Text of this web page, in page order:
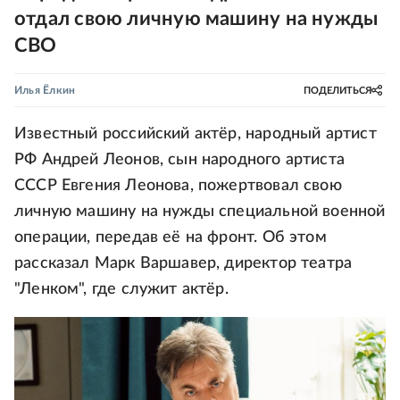
отдал свою личную машину на нужды
СВО
Илья Ёлкин ПОДЕЛИТЬСЯ
Известный российский актёр, народный артист
РФ Андрей Леонов, сын народного артиста
СССР Евгения Леонова, пожертвовал свою
личную машину на нужды специальной военной
операции, передав её на фронт. Об этом
рассказал Марк Варшавер, директор театра
"Ленком", где служит актёр.